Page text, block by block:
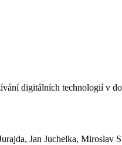
digitálních technologií v
Jan Juchelka, Miroslav